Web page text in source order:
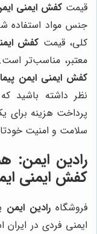
قیمت کفش ایمنی
جنس مواد استفاده
کلی، قیمت کفش
معتبر، مناسب‌تر
کفش ایمنی ایمن پیما
نظر داشته باشید
پرداخت هزینه برای
سلامت و امنیت
رادین ایمن:
کفش ایمنی
فروشگاهرادین ایمن
ایمنی فردی در